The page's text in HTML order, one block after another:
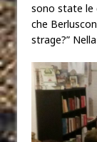
sono state le
che
strage?”